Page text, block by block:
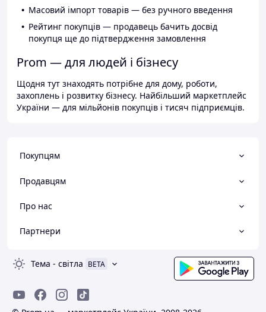
Масовий імпорт товарів — без ручного введення
Рейтинг покупців — продавець бачить досвід
покупця ще до підтвердження замовлення
Prom — для людей і бізнесу
Щодня тут знаходять потрібне для дому, роботи,
захоплень і розвитку бізнесу. Найбільший маркетплейс
України — для мільйонів покупців і тисяч підприємців.
Покупцям
Продавцям
Про нас
Партнери
Тема - світла BETA